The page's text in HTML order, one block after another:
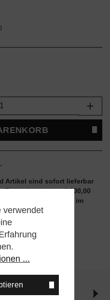
gewünschten
Artikel sind sofort lieferbar
Einkaufswert von € 100,00
ohne Aktionscode im
verfügbar
verwendet
...